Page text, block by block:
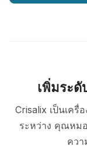
เพิ่มระดั
Crisalix เป็นเค
ระหว่าง คุณหม
คว